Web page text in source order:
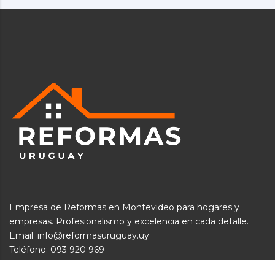
Empresa de Reformas en Montevideo para hogares y
empresas. Profesionalismo y excelencia en cada detalle.
Email: info@reformasuruguay.uy
Teléfono: 093 920 969